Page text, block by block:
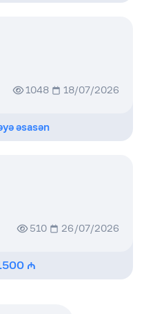
1048 18/07/2026
əsasən
510 26/07/2026